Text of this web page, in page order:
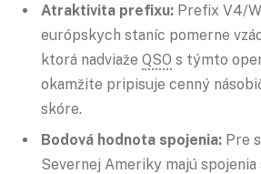
Atraktivita prefixu: Prefix V4/
európskych staníc pomerne
ktorá nadviaže QSO s týmto
okamžite pripisuje cenný
skóre.
Bodová hodnota spojenia: Pre
Severnej Ameriky majú